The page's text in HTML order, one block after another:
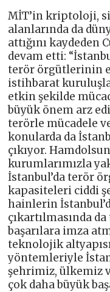
MİT’in kriptoloji,
alanlarında da
attığını kaydeden
devam etti:
terör örgütlerinin
istihbarat
etkin şekilde
büyük önem arz
terörle mücadele
konularda da
çıkıyor.
kurumlarımızla
İstanbul’da terör
kapasiteleri ciddi
hainlerin
çıkartılmasında
başarılara imza
teknolojik
yöntemleriyle
şehrimiz, ülkemiz
çok daha büyük